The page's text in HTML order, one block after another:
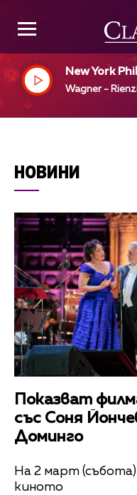
New York
Wagner -
НОВИНИ
Показват
със Соня
Доминго
На 2 март
киното